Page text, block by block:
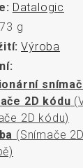
Datalogic
g
Výroba
2D kódu
2D kódu)
(Snímače